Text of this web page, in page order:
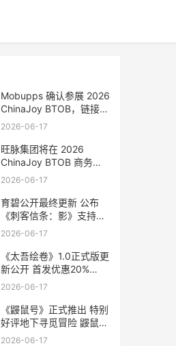
Mobupps 确认参展 2026
ChinaJoy BTOB，链接全
球优质流量，就在 W3
2026-06-17
旺脉集团将在 2026
ChinaJoy BTOB 商务洽
谈馆公开了，共启全链路
有限公司
2026-06-17
育碧公开最终更新 公布
《刺客信条：影》支持结
束 育碧公开最终更新时间
2026-06-17
《太吾绘卷》1.0正式版更
新公开 首发优惠20%
《太吾绘卷》有安卓版吗
2026-06-17
《鼹鼠号》正式推出 特别
好评地下寻觅冒险 鼹鼠鼹
鼠
2026-06-17